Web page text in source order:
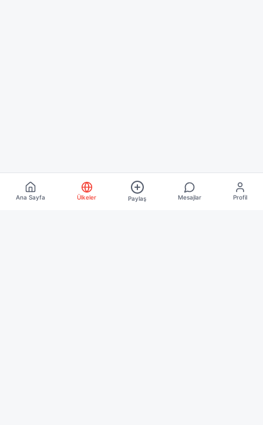
Ana Sayfa Ülkeler Paylaş Mesajlar Profil